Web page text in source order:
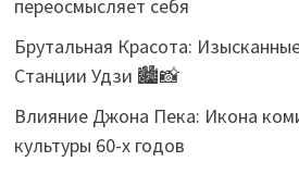
переосмысляет себя
Брутальная Красота:
Станции Удзи 🏙️📸
Влияние Джона Пека: Икона
культуры 60-х годов